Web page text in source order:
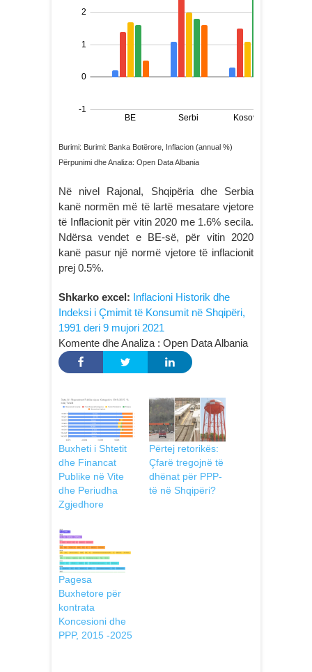
Burimi: Burimi: Banka Botërore, Inflacion (annual %)
Përpunimi dhe Analiza: Open Data Albania
Në nivel Rajonal, Shqipëria dhe Serbia
kanë normën më të lartë mesatare vjetore
të Inflacionit për vitin 2020 me 1.6% secila.
Ndërsa vendet e BE-së, për vitin 2020
kanë pasur një normë vjetore të inflacionit
prej 0.5%.
Shkarko excel: Inflacioni Historik dhe
Indeksi i Çmimit të Konsumit në Shqipëri,
1991 deri 9 mujori 2021
Komente dhe Analiza : Open Data Albania
Buxheti i Shtetit
dhe Financat
Publike në Vite
dhe Periudha
Zgjedhore
Përtej retorikës:
Çfarë tregojnë të
dhënat për PPP-
të në Shqipëri?
Pagesa
Buxhetore për
kontrata
Koncesioni dhe
PPP, 2015 -2025